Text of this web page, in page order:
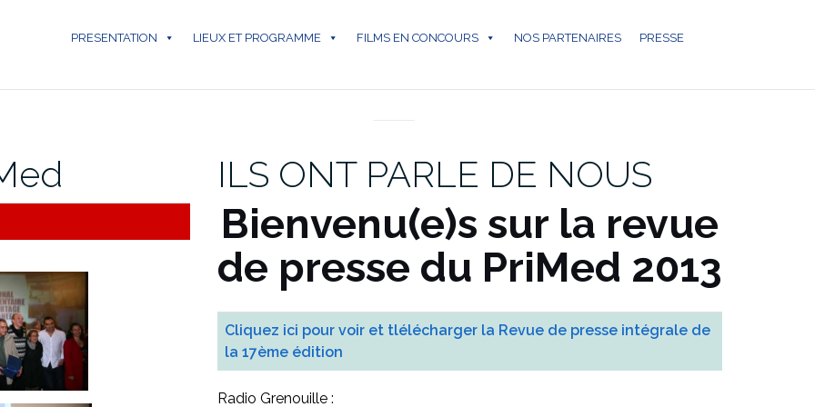
PRESENTATION LIEUX ET PROGRAMME FILMS EN CONCOURS NOS PARTENAIRES PRESSE
ILS ONT PARLE DE NOUS
Bienvenu(e)s sur la revue
de presse du PriMed 2013
Cliquez ici pour voir et tlélécharger la Revue de presse intégrale de
la 17ème édition
Radio Grenouille :